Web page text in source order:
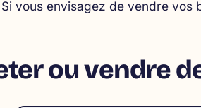
vous envisagez de vendre
ou vendre